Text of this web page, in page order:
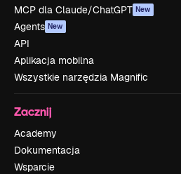
MCP dla Claude/ChatGPT New
Agents New
API
Aplikacja mobilna
Wszystkie narzędzia Magnific
Zacznij
Academy
Dokumentacja
Wsparcie